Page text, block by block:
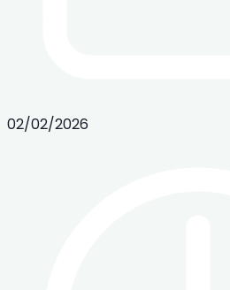
02/02/2026